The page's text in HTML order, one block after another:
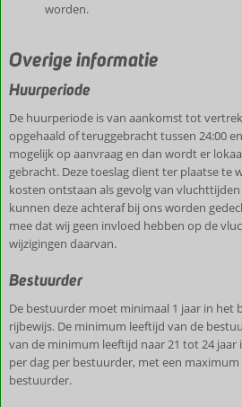
worden.
Overige informatie
Huurperiode
De huurperiode is van aankomst tot
opgehaald of teruggebracht tussen 24:00
mogelijk op aanvraag en dan wordt er
gebracht. Deze toeslag dient ter plaatse te
kosten ontstaan als gevolg van
kunnen deze achteraf bij ons worden
mee dat wij geen invloed hebben op de
wijzigingen daarvan.
Bestuurder
De bestuurder moet minimaal 1 jaar in het
rijbewijs. De minimum leeftijd van de
van de minimum leeftijd naar 21 tot 24 jaar
per dag per bestuurder, met een
bestuurder.